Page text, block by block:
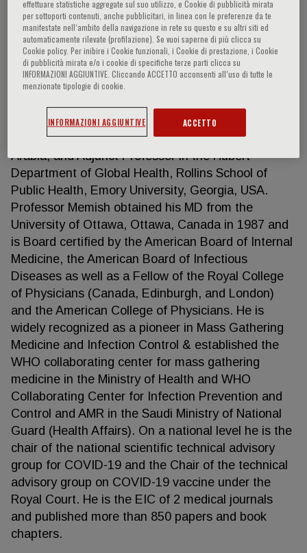
Ziad A. Memish
Ziad Memish is currently a senior consultant in
infectious diseases and Director of research &
Innovation Center at King Saud Medical City,
Ministry of Health. Professor at the College of
Medicine in Alfaisal University, Riyadh, Saudi
Arabia; and Adjunct Professor in the Hubert
Department of Global Health, Rollins School of
Public Health, Emory University, Georgia, USA.
Professor Memish obtained his MD from the
University of Ottawa, Ottawa, Canada in 1987 and
is Board certified by the American Board of Internal
Medicine, the American Board of Infectious
Diseases as well as a Fellow of the Royal College
of Physicians (Canada, Edinburgh, and London)
and the American College of Physicians. He is
widely recognized as a pioneer in Mass Gathering
Medicine and Infection Control & established the
WHO collaborating center for mass gathering
medicine in the Ministry of Health and WHO
Collaborating Center for Infection Prevention and
Control and AMR in the Saudi Ministry of National
Guard (Health Affairs). On a national level he is the
chair of the national scientific technical advisory
group for COVID-19 and the Chair of the technical
advisory group on COVID-19 vaccine under the
Royal Court. He is the EIC of 2 medical journals
and published more than 850 papers and book
chapters.
effettuare statistiche aggregate sul suo utilizzo, e Cookie di pubblicità mirata
per sottoporti contenuti, anche pubblicitari, in linea con le preferenze da te
manifestate nell‘ambito della navigazione in rete su questo e su altri siti ed
automaticamente rilevate (profilazione). Se vuoi saperne di più clicca su
Cookie policy. Per inibire i Cookie funzionali, i Cookie di prestazione, i Cookie
di pubblicità mirata e/o i cookie di specifiche terze parti clicca su
INFORMAZIONI AGGIUNTIVE. Cliccando ACCETTO acconsenti all’uso di tutte le
menzionate tipologie di cookie.
INFORMAZIONI AGGIUNTIVE ACCETTO